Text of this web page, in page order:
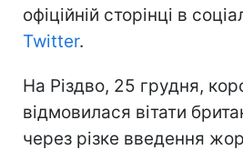
офіційній сторінці в
Twitter.
На Різдво, 25 грудня,
відмовилася вітати
через різке введення